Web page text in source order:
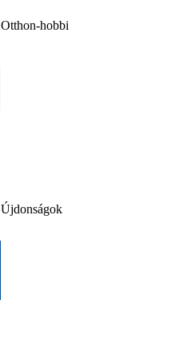
Otthon-hobbi
Újdonságok